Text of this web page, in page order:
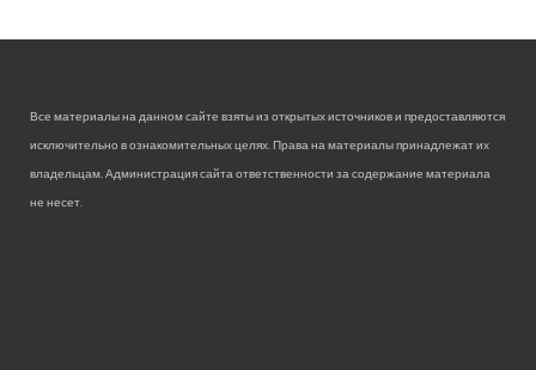
Все материалы на данном сайте взяты из открытых источников и предоставляются
исключительно в ознакомительных целях. Права на материалы принадлежат их
владельцам. Администрация сайта ответственности за содержание материала
не несет.